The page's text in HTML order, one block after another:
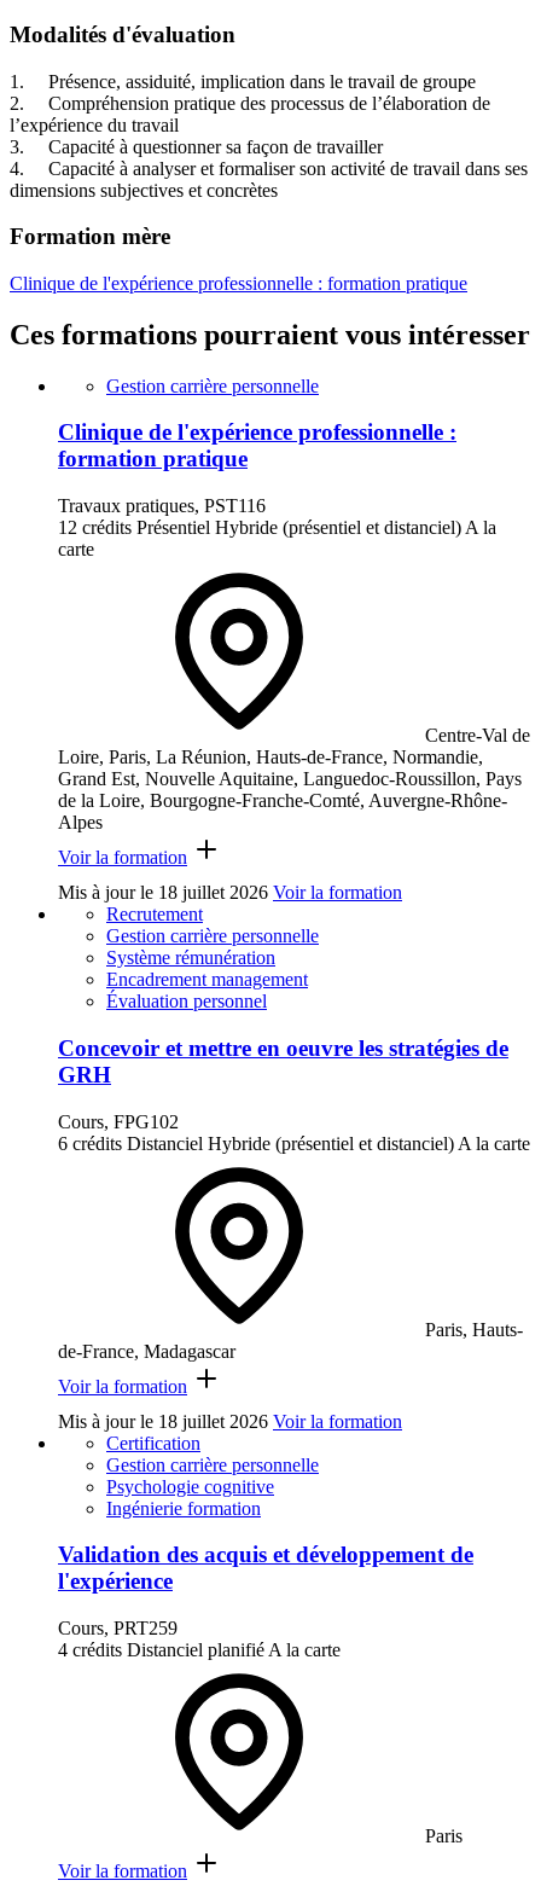
Modalités d'évaluation
1. Présence, assiduité, implication dans le travail de groupe
2. Compréhension pratique des processus de l’élaboration de
l’expérience du travail
3. Capacité à questionner sa façon de travailler
4. Capacité à analyser et formaliser son activité de travail dans ses
dimensions subjectives et concrètes
Formation mère
Clinique de l'expérience professionnelle : formation pratique
Ces formations pourraient vous intéresser
Gestion carrière personnelle
Clinique de l'expérience professionnelle :
formation pratique
Travaux pratiques, PST116
12 crédits Présentiel Hybride (présentiel et distanciel) A la
carte
Centre-Val de
Loire, Paris, La Réunion, Hauts-de-France, Normandie,
Grand Est, Nouvelle Aquitaine, Languedoc-Roussillon, Pays
de la Loire, Bourgogne-Franche-Comté, Auvergne-Rhône-
Alpes
Voir la formation
Mis à jour le 18 juillet 2026 Voir la formation
Recrutement
Gestion carrière personnelle
Système rémunération
Encadrement management
Évaluation personnel
Concevoir et mettre en oeuvre les stratégies de
GRH
Cours, FPG102
6 crédits Distanciel Hybride (présentiel et distanciel) A la carte
Paris, Hauts-
de-France, Madagascar
Voir la formation
Mis à jour le 18 juillet 2026 Voir la formation
Certification
Gestion carrière personnelle
Psychologie cognitive
Ingénierie formation
Validation des acquis et développement de
l'expérience
Cours, PRT259
4 crédits Distanciel planifié A la carte
Paris
Voir la formation